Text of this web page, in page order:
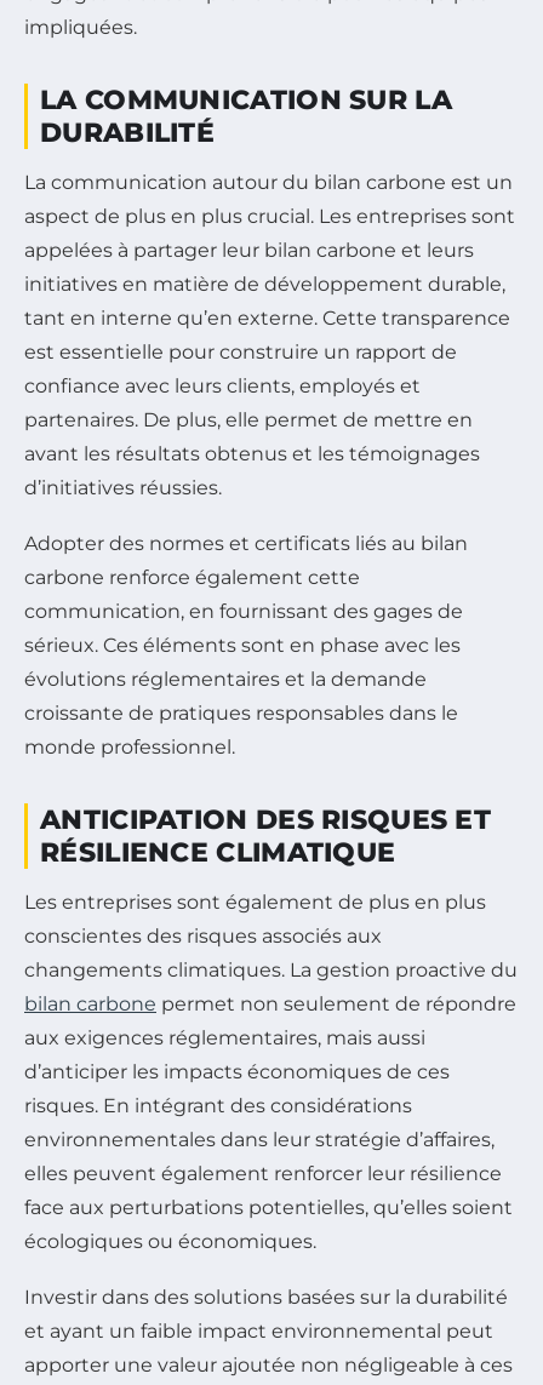
impliquées.
LA COMMUNICATION SUR LA
DURABILITÉ
La communication autour du bilan carbone est un
aspect de plus en plus crucial. Les entreprises sont
appelées à partager leur bilan carbone et leurs
initiatives en matière de développement durable,
tant en interne qu’en externe. Cette transparence
est essentielle pour construire un rapport de
confiance avec leurs clients, employés et
partenaires. De plus, elle permet de mettre en
avant les résultats obtenus et les témoignages
d’initiatives réussies.
Adopter des normes et certificats liés au bilan
carbone renforce également cette
communication, en fournissant des gages de
sérieux. Ces éléments sont en phase avec les
évolutions réglementaires et la demande
croissante de pratiques responsables dans le
monde professionnel.
ANTICIPATION DES RISQUES ET
RÉSILIENCE CLIMATIQUE
Les entreprises sont également de plus en plus
conscientes des risques associés aux
changements climatiques. La gestion proactive du
bilan carbone permet non seulement de répondre
aux exigences réglementaires, mais aussi
d’anticiper les impacts économiques de ces
risques. En intégrant des considérations
environnementales dans leur stratégie d’affaires,
elles peuvent également renforcer leur résilience
face aux perturbations potentielles, qu’elles soient
écologiques ou économiques.
Investir dans des solutions basées sur la durabilité
et ayant un faible impact environnemental peut
apporter une valeur ajoutée non négligeable à ces